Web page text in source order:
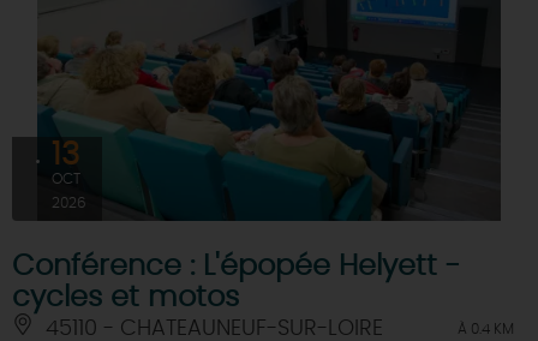
13
OCT
2026
Conférence : L'épopée Helyett -
cycles et motos
45110 - CHATEAUNEUF-SUR-LOIRE À 0.4 KM